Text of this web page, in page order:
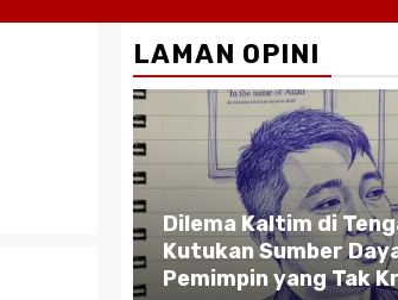
LAMAN OPINI
Dilema Kaltim di
Kutukan Sumber
Pemimpin yang Tak